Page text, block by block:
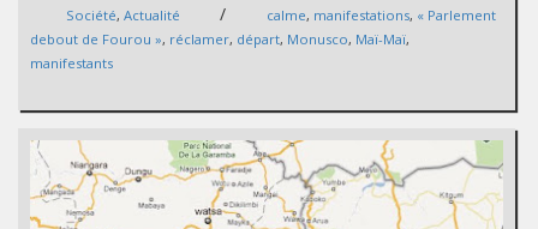
Société, Actualité / calme, manifestations, « Parlement
debout de Fourou », réclamer, départ, Monusco, Maï-Maï,
manifestants